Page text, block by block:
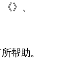
》、
帮助。